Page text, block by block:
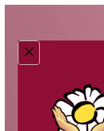
содержимому